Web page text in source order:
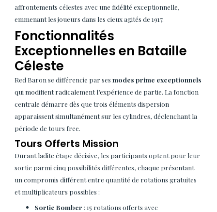
affrontements célestes avec une fidélité exceptionnelle,
emmenant les joueurs dans les cieux agités de 1917.
Fonctionnalités
Exceptionnelles en Bataille
Céleste
Red Baron se différencie par ses modes prime exceptionnels
qui modifient radicalement l’expérience de partie. La fonction
centrale démarre dès que trois éléments dispersion
apparaissent simultanément sur les cylindres, déclenchant la
période de tours free.
Tours Offerts Mission
Durant ladite étape décisive, les participants optent pour leur
sortie parmi cinq possibilités différentes, chaque présentant
un compromis différent entre quantité de rotations gratuites
et multiplicateurs possibles :
Sortie Bomber : 15 rotations offerts avec